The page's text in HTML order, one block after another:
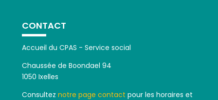
CONTACT
Accueil du CPAS - Service social
Chaussée de Boondael 94
1050 Ixelles
Consultez notre page contact pour les horaires et